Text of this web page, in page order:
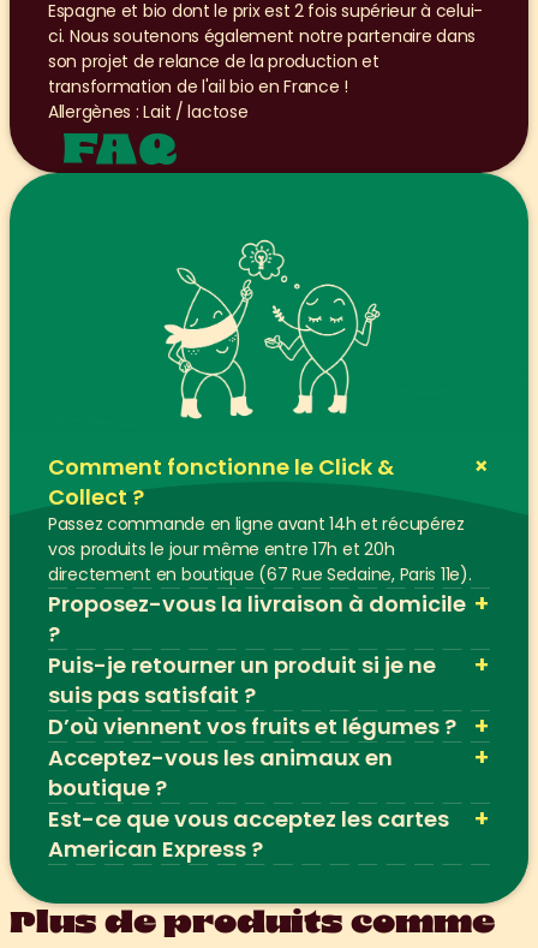
Espagne et bio dont le prix est 2 fois supérieur à celui-
ci. Nous soutenons également notre partenaire dans
son projet de relance de la production et
transformation de l'ail bio en France !
Allergènes : Lait / lactose
Comment fonctionne le Click &
Collect ?
+
Passez commande en ligne avant 14h et récupérez
vos produits le jour même entre 17h et 20h
directement en boutique (67 Rue Sedaine, Paris 11e).
Proposez-vous la livraison à domicile
?
+
Puis-je retourner un produit si je ne
suis pas satisfait ?
+
D’où viennent vos fruits et légumes ? +
Acceptez-vous les animaux en
boutique ?
+
Est-ce que vous acceptez les cartes
American Express ?
+
FAQ
Plus de produits comme